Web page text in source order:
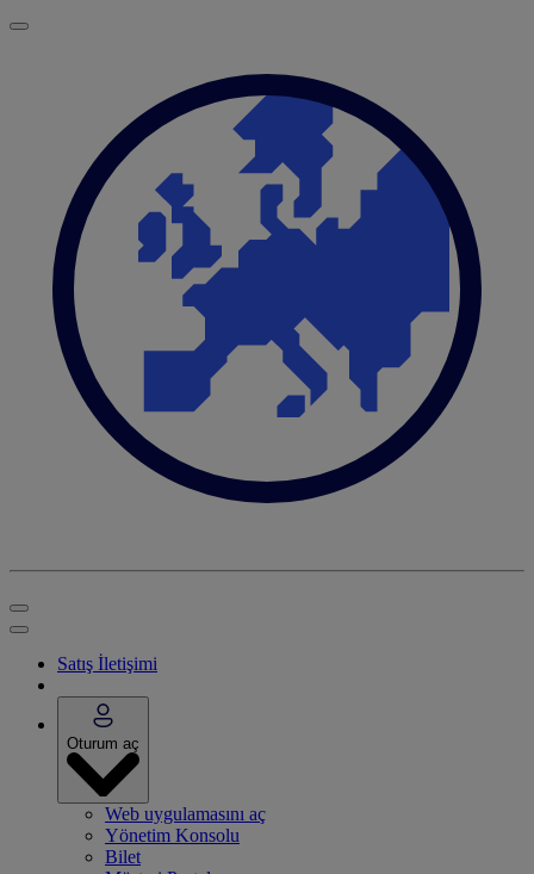
Satış İletişimi
Oturum aç
Web uygulamasını aç
Yönetim Konsolu
Bilet